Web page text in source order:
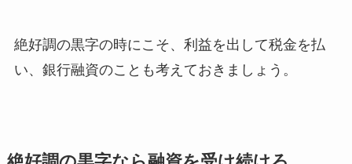
絶好調の黒字の時にこそ、利益を出して税金を払
い、銀行融資のことも考えておきましょう。